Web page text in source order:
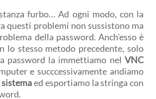
furbo… Ad ogni modo, con la
questi problemi non sussistono ma
della password. Anch’esso è
lo stesso metodo precedente, solo
password la immettiamo nel VNC
e succcessivamente andiamo
ed esportiamo la stringa con